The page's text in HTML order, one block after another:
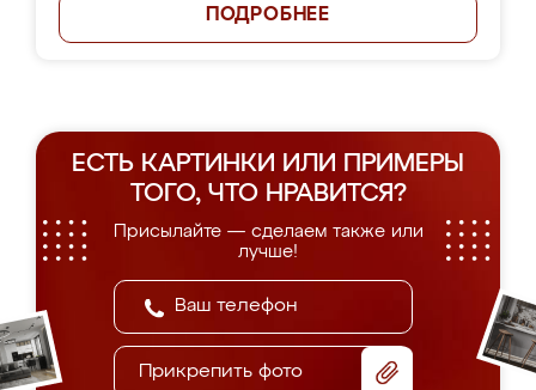
ПОДРОБНЕЕ
ЕСТЬ КАРТИНКИ ИЛИ ПРИМЕРЫ
ТОГО, ЧТО НРАВИТСЯ?
Присылайте — сделаем также или
лучше!
Прикрепить фото